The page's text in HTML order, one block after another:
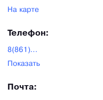
гордимся ей и
Главное для нас —
На карте
Телефон:
8(861)...
Показать
Почта: